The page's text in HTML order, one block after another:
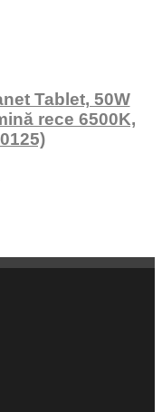
Tablet, 50W
rece 6500K,